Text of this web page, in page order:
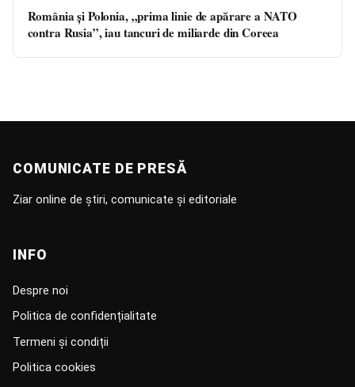
România și Polonia, „prima linie de apărare a NATO
contra Rusia”, iau tancuri de miliarde din Coreea
COMUNICATE DE PRESĂ
Ziar online de știri, comunicate și editoriale
INFO
Despre noi
Politica de confidențialitate
Termeni și condiții
Politica cookies